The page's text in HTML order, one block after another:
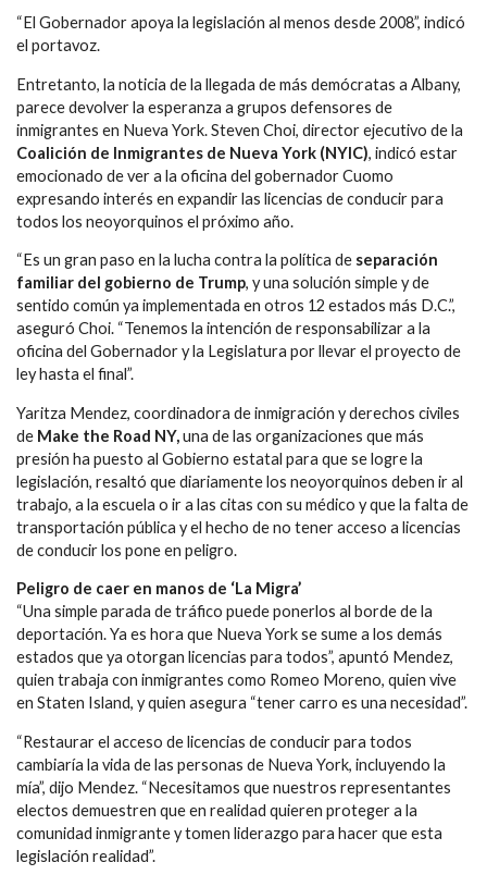
“El Gobernador apoya la legislación al menos desde 2008”, indicó
el portavoz.
Entretanto, la noticia de la llegada de más demócratas a Albany,
parece devolver la esperanza a grupos defensores de
inmigrantes en Nueva York. Steven Choi, director ejecutivo de la
Coalición de Inmigrantes de Nueva York (NYIC), indicó estar
emocionado de ver a la oficina del gobernador Cuomo
expresando interés en expandir las licencias de conducir para
todos los neoyorquinos el próximo año.
“Es un gran paso en la lucha contra la política de separación
familiar del gobierno de Trump, y una solución simple y de
sentido común ya implementada en otros 12 estados más D.C.”,
aseguró Choi. “Tenemos la intención de responsabilizar a la
oficina del Gobernador y la Legislatura por llevar el proyecto de
ley hasta el final”.
Yaritza Mendez, coordinadora de inmigración y derechos civiles
de Make the Road NY,una de las organizaciones que más
presión ha puesto al Gobierno estatal para que se logre la
legislación, resaltó que diariamente los neoyorquinos deben ir al
trabajo, a la escuela o ir a las citas con su médico y que la falta de
transportación pública y el hecho de no tener acceso a licencias
de conducir los pone en peligro.
Peligro de caer en manos de ‘La Migra’
“Una simple parada de tráfico puede ponerlos al borde de la
deportación. Ya es hora que Nueva York se sume a los demás
estados que ya otorgan licencias para todos”, apuntó Mendez,
quien trabaja con inmigrantes como Romeo Moreno, quien vive
en Staten Island, y quien asegura “tener carro es una necesidad”.
“Restaurar el acceso de licencias de conducir para todos
cambiaría la vida de las personas de Nueva York, incluyendo la
mía”, dijo Mendez. “Necesitamos que nuestros representantes
electos demuestren que en realidad quieren proteger a la
comunidad inmigrante y tomen liderazgo para hacer que esta
legislación realidad”.